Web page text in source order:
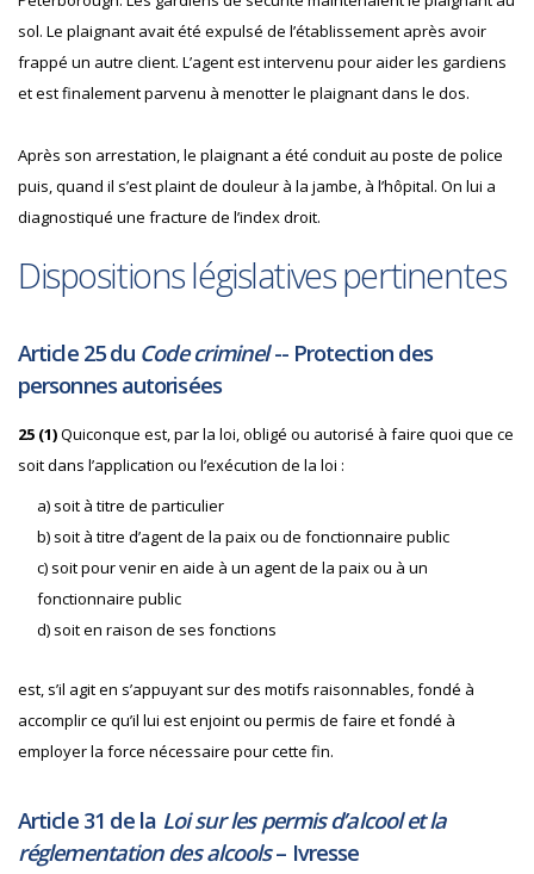
sol. Le plaignant avait été expulsé de l’établissement après avoir
frappé un autre client. L’agent est intervenu pour aider les gardiens
et est finalement parvenu à menotter le plaignant dans le dos.
Après son arrestation, le plaignant a été conduit au poste de police
puis, quand il s’est plaint de douleur à la jambe, à l’hôpital. On lui a
diagnostiqué une fracture de l’index droit.
Dispositions législatives pertinentes
Article 25 du Code criminel-- Protection des
personnes autorisées
25 (1)Quiconque est, par la loi, obligé ou autorisé à faire quoi que ce
soit dans l’application ou l’exécution de la loi :
a) soit à titre de particulier
b) soit à titre d’agent de la paix ou de fonctionnaire public
c) soit pour venir en aide à un agent de la paix ou à un
fonctionnaire public
d) soit en raison de ses fonctions
est, s’il agit en s’appuyant sur des motifs raisonnables, fondé à
accomplir ce qu’il lui est enjoint ou permis de faire et fondé à
employer la force nécessaire pour cette fin.
Article 31 de la Loi sur les permis d’alcool et la
réglementation des alcools– Ivresse